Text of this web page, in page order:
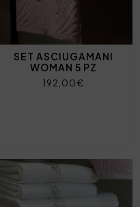
SET ASCIUGAMANI
WOMAN 5 PZ
192,00€